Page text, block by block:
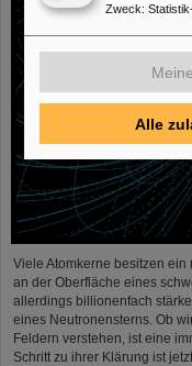
Viele Atomkerne besitzen
an der Oberfläche eines
allerdings billionenfach
eines Neutronensterns. Ob
Feldern verstehen, ist eine
Schritt zu ihrer Klärung ist
Zweck:
Alle